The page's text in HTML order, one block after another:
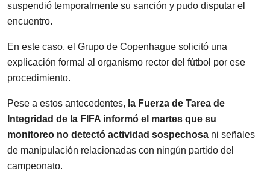
suspendió temporalmente su sanción y pudo disputar el
encuentro.
En este caso, el Grupo de Copenhague solicitó una
explicación formal al organismo rector del fútbol por ese
procedimiento.
Pese a estos antecedentes, la Fuerza de Tarea de
Integridad de la FIFA informó el martes que su
monitoreo no detectó actividad sospechosa ni señales
de manipulación relacionadas con ningún partido del
campeonato.